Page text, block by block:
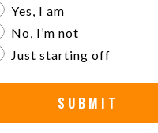
you a watch collector?
Yes, I am
No, I’m not
Just starting off
SUBMIT